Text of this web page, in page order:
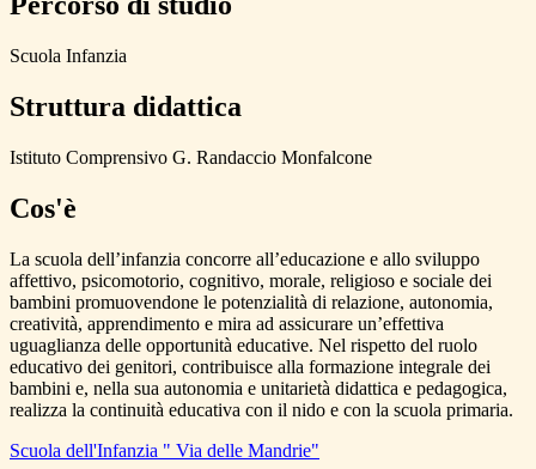
Scuola Infanzia
Struttura didattica
Istituto Comprensivo G. Randaccio Monfalcone
Cos'è
La scuola dell’infanzia concorre all’educazione e allo sviluppo
affettivo, psicomotorio, cognitivo, morale, religioso e sociale dei
bambini promuovendone le potenzialità di relazione, autonomia,
creatività, apprendimento e mira ad assicurare un’effettiva
uguaglianza delle opportunità educative. Nel rispetto del ruolo
educativo dei genitori, contribuisce alla formazione integrale dei
bambini e, nella sua autonomia e unitarietà didattica e pedagogica,
realizza la continuità educativa con il nido e con la scuola primaria.
Scuola dell'Infanzia " Via delle Mandrie"